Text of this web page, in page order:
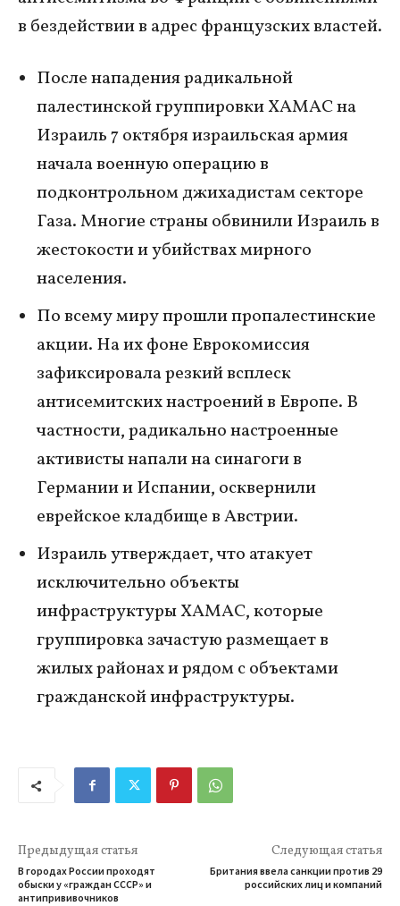
в бездействии в адрес французских властей.
После нападения радикальной
палестинской группировки ХАМАС на
Израиль 7 октября израильская армия
начала военную операцию в
подконтрольном джихадистам секторе
Газа. Многие страны обвинили Израиль в
жестокости и убийствах мирного
населения.
По всему миру прошли пропалестинские
акции. На их фоне Еврокомиссия
зафиксировала резкий всплеск
антисемитских настроений в Европе. В
частности, радикально настроенные
активисты напали на синагоги в
Германии и Испании, осквернили
еврейское кладбище в Австрии.
Израиль утверждает, что атакует
исключительно объекты
инфраструктуры ХАМАС, которые
группировка зачастую размещает в
жилых районах и рядом с объектами
гражданской инфраструктуры.
Предыдущая статья
В городах России проходят
обыски у «граждан СССР» и
антипрививочников
Следующая статья
Британия ввела санкции против 29
российских лиц и компаний